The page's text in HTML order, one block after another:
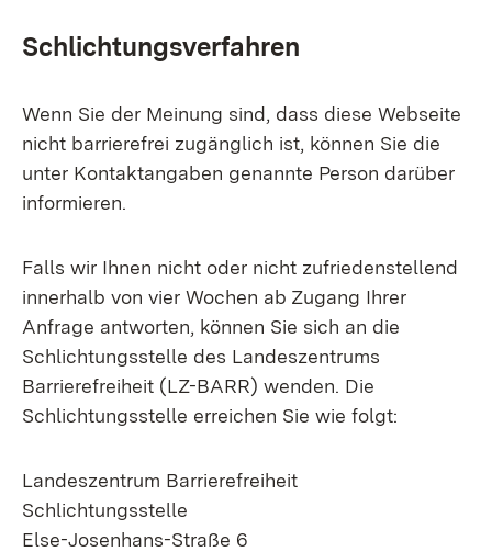
Schlichtungsverfahren
Wenn Sie der Meinung sind, dass diese Webseite
nicht barrierefrei zugänglich ist, können Sie die
unter Kontaktangaben genannte Person darüber
informieren.
Falls wir Ihnen nicht oder nicht zufriedenstellend
innerhalb von vier Wochen ab Zugang Ihrer
Anfrage antworten, können Sie sich an die
Schlichtungsstelle des Landeszentrums
Barrierefreiheit (LZ-BARR) wenden. Die
Schlichtungsstelle erreichen Sie wie folgt:
Landeszentrum Barrierefreiheit
Schlichtungsstelle
Else-Josenhans-Straße 6